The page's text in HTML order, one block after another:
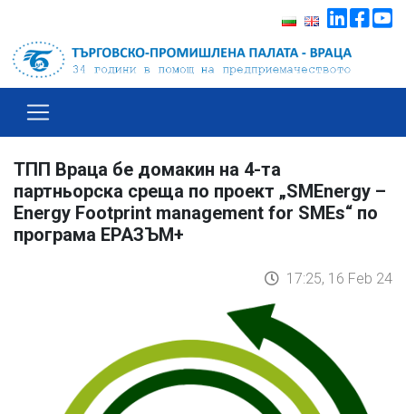
ТПП Враца бе домакин на 4-та
партньорска среща по проект „SMEnergy –
Energy Footprint management for SMEs“ по
програма ЕРАЗЪМ+
17:25, 16 Feb 24